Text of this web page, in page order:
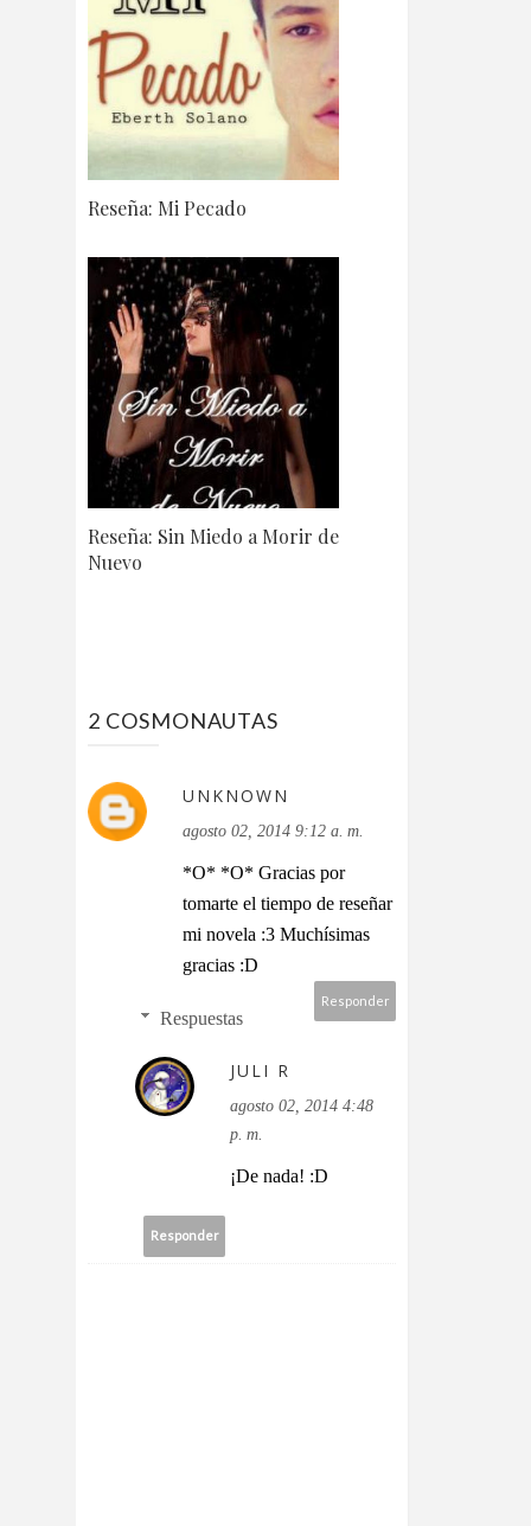
Reseña: Mi Pecado
Reseña: Sin Miedo a Morir de
Nuevo
2 COSMONAUTAS
UNKNOWN
agosto 02, 2014 9:12 a. m.
*O* *O* Gracias por
tomarte el tiempo de reseñar
mi novela :3 Muchísimas
gracias :D
Responder
Respuestas
JULI R
agosto 02, 2014 4:48
p. m.
¡De nada! :D
Responder